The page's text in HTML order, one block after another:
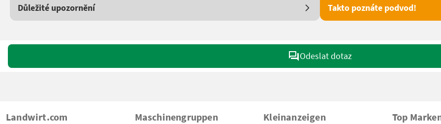
Důležité upozornění Takto poznáte podvod!
Odeslat dotaz
Landwirt.com Maschinengruppen Kleinanzeigen Top